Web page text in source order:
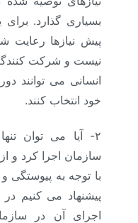
بسیاری گذارد.
پیش نیازها رعایت
نیست و شرکت
انسانی می توانند
خود انتخاب کنند.
۲- آیا می توان
سازمان اجرا کرد و
با توجه به
پیشنهاد می کنیم
اجرای آن در